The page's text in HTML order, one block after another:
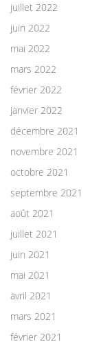
juillet 2022
juin 2022
mai 2022
mars 2022
février 2022
janvier 2022
décembre 2021
novembre 2021
octobre 2021
septembre 2021
août 2021
juillet 2021
juin 2021
mai 2021
avril 2021
mars 2021
février 2021